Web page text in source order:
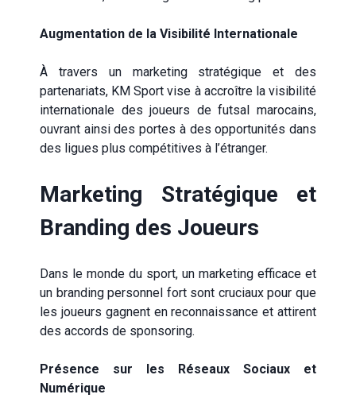
Augmentation de la Visibilité Internationale
À travers un marketing stratégique et des
partenariats, KM Sport vise à accroître la visibilité
internationale des joueurs de futsal marocains,
ouvrant ainsi des portes à des opportunités dans
des ligues plus compétitives à l’étranger.
Marketing Stratégique et
Branding des Joueurs
Dans le monde du sport, un marketing efficace et
un branding personnel fort sont cruciaux pour que
les joueurs gagnent en reconnaissance et attirent
des accords de sponsoring.
Présence sur les Réseaux Sociaux et
Numérique